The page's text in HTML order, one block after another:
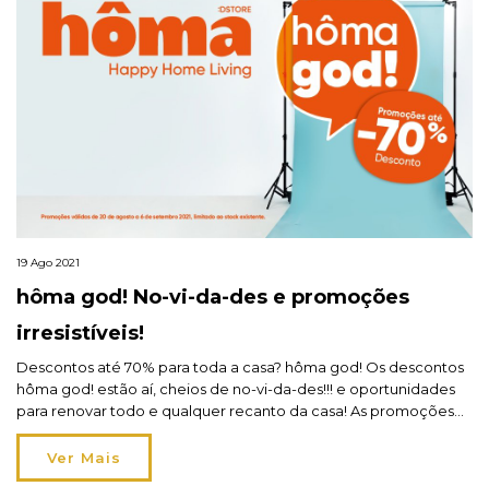
19 Ago 2021
hôma god! No-vi-da-des e promoções
irresistíveis!
Descontos até 70% para toda a casa? hôma god! Os descontos
hôma god! estão aí, cheios de no-vi-da-des!!! e oportunidades
para renovar todo e qualquer recanto da casa! As promoções
são irresistíveis com descontos até 70% sobre uma seleção de
artigos, que nos leva a querer redecorar, reformular, reinventar
e simplificar diversos espaços, dos quais […]
Ver Mais